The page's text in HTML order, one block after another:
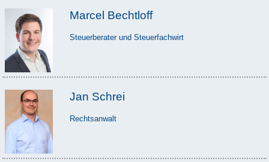
Marcel Bechtloff
Steuerberater und Steuerfachwirt
Jan Schrei
Rechtsanwalt